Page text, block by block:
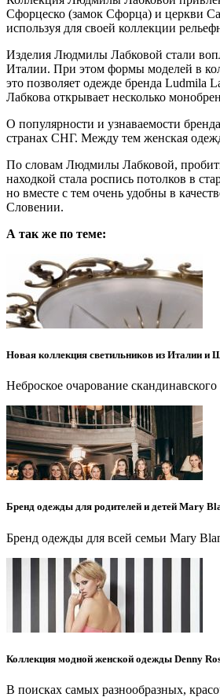
Сфорцеско (замок Сфорца) и церкви
используя для своей коллекции
Изделия Людмилы Лабковой стали
Италии. При этом формы моделей в
это позволяет одежде бренда Ludmila
Лабкова открывает несколько
О популярности и узнаваемости
странах СНГ. Между тем женская
По словам Людмилы Лабковой,
находкой стала роспись потолков в
но вместе с тем очень удобны в
Словении.
А так же по теме:
Новая коллекция светильников из Италии и
Неброское очарование
Бренд одежды для родителей и детей Mary
Бренд одежды для всей семьи Mary
Коллекция модной женской одежды Denny
В поисках самых разнообразных,